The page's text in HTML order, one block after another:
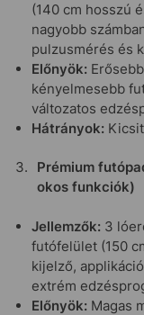
(140 cm hosszú
nagyobb
pulzusmérés és
Előnyök:
kényelmesebb
változatos
Hátrányok:
Prémium
okos funkciók)
Jellemzők: 3
futófelület (150
kijelző,
extrém
Előnyök: Magas